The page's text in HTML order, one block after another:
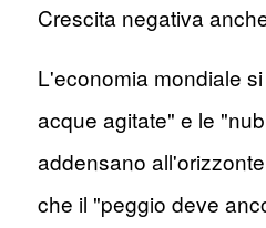
Crescita negativa
L'economia mondiale
acque agitate" e le
addensano
che il "peggio deve